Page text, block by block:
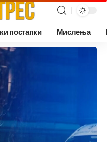
постапки Мислења